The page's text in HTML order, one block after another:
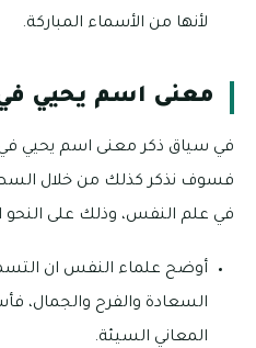
لأنها من الأسماء المباركة.
معنى اسم يحيي
في سياق ذكر معنى اسم يحيي في
فسوف نذكر كذلك من خلال
في علم النفس، وذلك على النحو
أوضح علماء النفس ان
السعادة والفرح والجمال،
المعاني السيئة.